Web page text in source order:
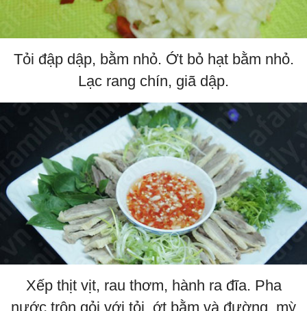
Tỏi đập dập, bằm nhỏ. Ớt bỏ hạt bằm nhỏ.
Lạc rang chín, giã dập.
Xếp thịt vịt, rau thơm, hành ra đĩa. Pha
nước trộn gỏi với tỏi, ớt bằm và đường, mỳ